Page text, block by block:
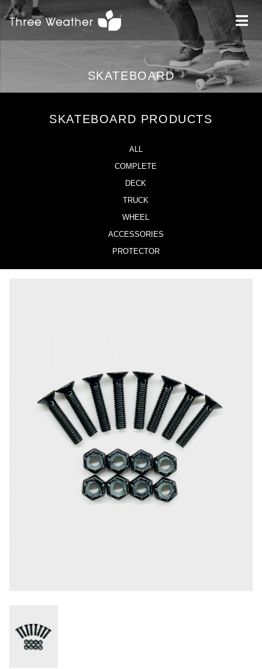
SKATEBOARD
SKATEBOARD PRODUCTS
ALL
COMPLETE
DECK
TRUCK
WHEEL
ACCESSORIES
PROTECTOR